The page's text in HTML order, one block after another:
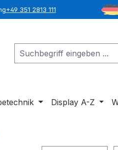
+49 351 2813 111
Display A-Z